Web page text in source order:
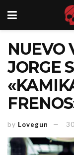
NUEVO
JORGE
by Lovegun